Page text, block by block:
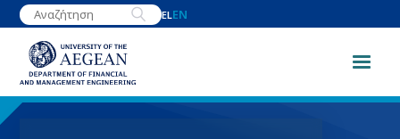
Skip
to
content
ELEN